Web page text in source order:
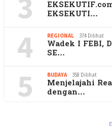
EKSEKUTI…
4 REGIONAL 374 Dilihat
Wadek I FEBI,
SE…
5 BUDAYA 358 Dilihat
Menjelajahi
dengan…